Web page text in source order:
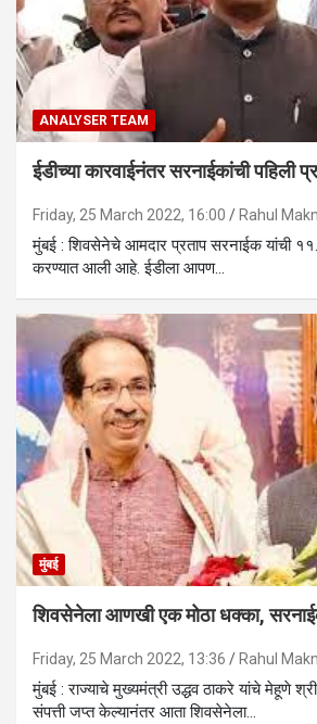
ANALYSER TEAM
ईडीच्या कारवाईनंतर सरनाईकांची पहिली
Friday, 25 March 2022, 16:00 Rahul
मुंबई : शिवसेनेचे आमदार प्रताप सरनाईक यांची
करण्यात आली आहे. ईडीला आपण…
मुंबई
शिवसेनेला आणखी एक मोठा धक्का,
Friday, 25 March 2022, 13:36 Rahul
मुंबई : राज्याचे मुख्यमंत्री उद्धव ठाकरे यांचे मेहूणे
संपत्ती जप्त केल्यानंतर आता शिवसेनेला…